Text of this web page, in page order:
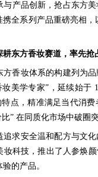
与产品创新，抢占东方
携全系列产品重磅亮相
耕东方香妆赛道，率先抢
方香妆体系的构建列为
美学专家”，延续始于
点，精准满足当代消
” 在同质化市场中破圈突
追求安全温和配方与文
妆科技，推出了人参焕
的产品。